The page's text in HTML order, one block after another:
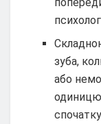
зуба,
або